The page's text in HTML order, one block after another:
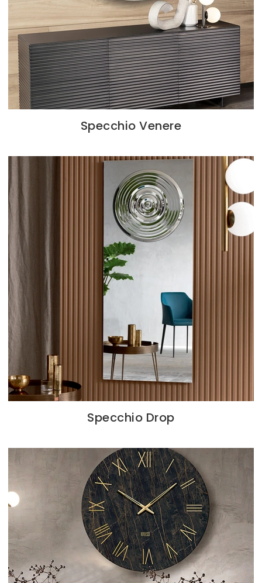
Specchio Venere
Specchio Drop